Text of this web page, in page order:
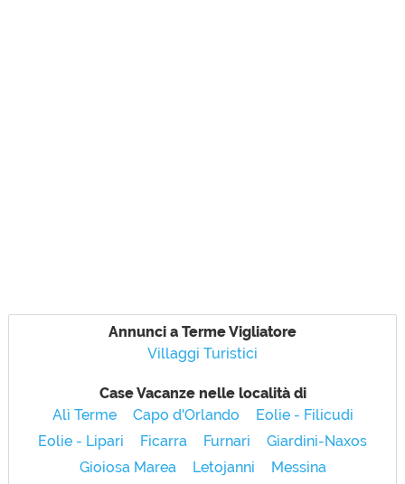
Annunci a Terme Vigliatore
Villaggi Turistici
Case Vacanze nelle località di
Alì Terme
Capo d'Orlando
Eolie - Filicudi
Eolie - Lipari
Ficarra Furnari
Giardini-Naxos
Gioiosa Marea
Letojanni
Messina